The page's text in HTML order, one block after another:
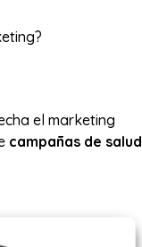
el marketing
campañas de salud